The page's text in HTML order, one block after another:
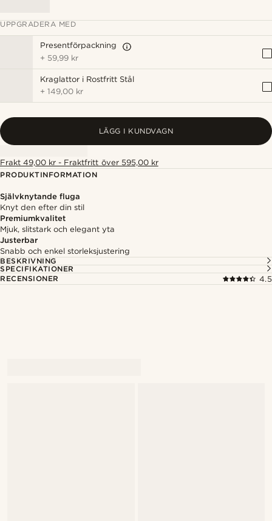
UPPGRADERA MED
Presentförpackning
+ 59,99 kr
Kraglattor i Rostfritt Stål
+149,00 kr
LÄGG I KUNDVAGN
Frakt 49,00 kr - Fraktfritt över 595,00 kr
PRODUKTINFORMATION
Självknytande fluga
Knyt den efter din stil
Premiumkvalitet
Mjuk, slitstark och elegant yta
Justerbar
Snabb och enkel storleksjustering
BESKRIVNING
SPECIFIKATIONER
RECENSIONER
4.5